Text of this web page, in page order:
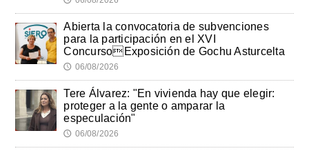
Abierta la convocatoria de subvenciones
para la participación en el XVI
ConcursoExposición de Gochu Asturcelta
🕔 06/08/2026
Tere Álvarez: "En vivienda hay que elegir:
proteger a la gente o amparar la
especulación"
🕔 06/08/2026